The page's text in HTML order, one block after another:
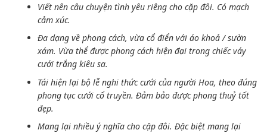
Viết nên câu chuyện tình yêu riêng cho cặp đôi. Có mạch
cảm xúc.
Đa dạng về phong cách, vừa cổ điển với áo khoả / sườn
xám. Vừa thể được phong cách hiện đại trong chiếc váy
cưới trắng kiêu sa.
Tái hiện lại bộ lễ nghi thức cưới của người Hoa, theo đúng
phong tục cưới cổ truyền. Đảm bảo được phong thuỷ tốt
đẹp.
Mang lại nhiều ý nghĩa cho cặp đôi. Đặc biệt mang lại